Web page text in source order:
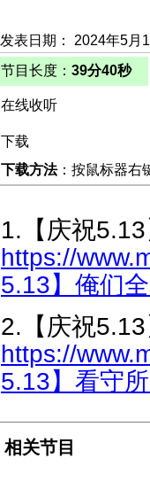
发表日期： 2024年5月
节目长度： 39分40秒
在线收听
下载
下载方法：按鼠标器右
1.【庆祝
https://
5.13】俺们
2.【庆祝
https://
5.13】看守
相关节目